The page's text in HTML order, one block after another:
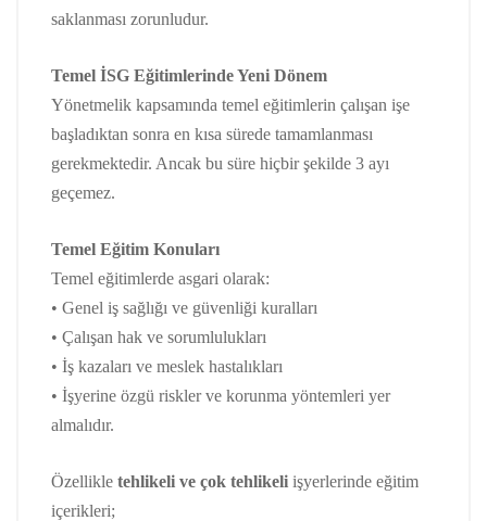
saklanması zorunludur.
Temel İSG Eğitimlerinde Yeni Dönem
Yönetmelik kapsamında temel eğitimlerin çalışan işe
başladıktan sonra en kısa sürede tamamlanması
gerekmektedir. Ancak bu süre hiçbir şekilde 3 ayı
geçemez.
Temel Eğitim Konuları
Temel eğitimlerde asgari olarak:
• Genel iş sağlığı ve güvenliği kuralları
• Çalışan hak ve sorumlulukları
• İş kazaları ve meslek hastalıkları
• İşyerine özgü riskler ve korunma yöntemleri yer
almalıdır.
Özellikle tehlikeli ve çok tehlikeli işyerlerinde eğitim
içerikleri;